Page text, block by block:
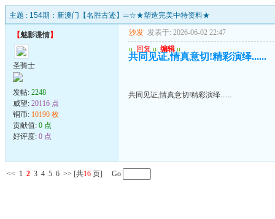
主题 : 154期：新澳门【名胜古迹】═☆★塑造完美中特资料★
【魅影谍情】
圣骑士
发帖: 2248
威望: 20116 点
铜币: 10190 枚
贡献值: 0 点
好评度: 0 点
沙发 发表于: 2026-06-02 22:47
u 回复 u 编辑 u
共同见证,情真意切!精彩演绎......
共同见证,情真意切!精彩演绎......
<< 1 2 3 4 5 6 >> [共16 页] Go